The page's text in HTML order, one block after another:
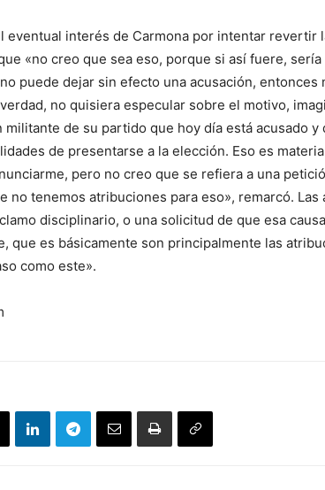
eventual interés de Carmona por intentar revertir
«no creo que sea eso, porque si así fuere,
puede dejar sin efecto una acusación, entonces
no quisiera especular sobre el motivo,
militante de su partido que hoy día está acusado y
de presentarse a la elección. Eso es
pero no creo que se refiera a una
no tenemos atribuciones para eso», remarcó. Las
disciplinario, o una solicitud de que esa
que es básicamente son principalmente las
como este».